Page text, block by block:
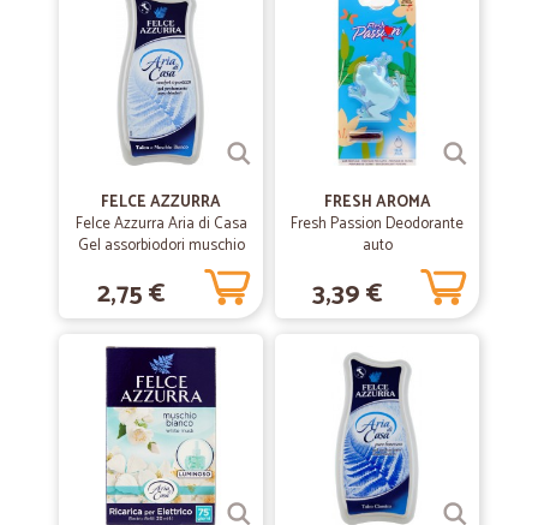
Prodotti freschi quali frutta e verdura perfetti come se li avessi scelti
di persona. Prodotti delicati come le uova imballate affinché non si
rompano. Riscontro positivo. Comprerò di nuovo su questo sito.
FELCE AZZURRA
Felce Azzurra Aria di Casa
Gel assorbiodori muschio
bianco 140 gr.
2,75 €
FRESH AROMA
Fresh Passion Deodorante
auto
3,39 €